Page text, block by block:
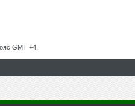
GMT +4.